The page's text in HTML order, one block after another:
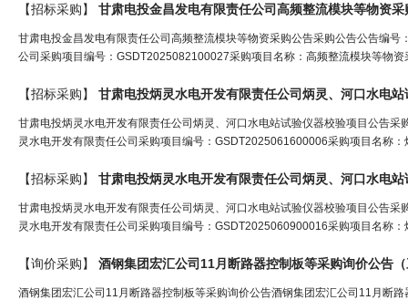
【招标采购】 甘肃电投金昌发电有限责任公司高频整流模块等物资采
甘肃电投金昌发电有限责任公司高频整流模块等物资采购公告采购公告公告编
公司采购项目编号：GSDT2025082100027采购项目名称：高频整流模块等物
【招标采购】 甘肃电投炳灵水电开发有限责任公司炳灵、河口水电
甘肃电投炳灵水电开发有限责任公司炳灵、河口水电站试验仪器校验项目公告
灵水电开发有限责任公司采购项目编号：GSDT2025061600006采购项目名称
【招标采购】 甘肃电投炳灵水电开发有限责任公司炳灵、河口水电
甘肃电投炳灵水电开发有限责任公司炳灵、河口水电站试验仪器校验项目公告
灵水电开发有限责任公司采购项目编号：GSDT2025060900016采购项目名称
【询价采购】 酒钢集团宏汇公司11月断路器控制板等采购询价公告（
酒钢集团宏汇公司11月断路器控制板等采购询价公告酒钢集团宏汇公司11月断